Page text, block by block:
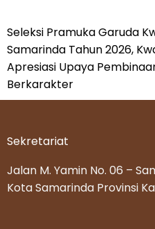
Seleksi Pramuka Garuda
Samarinda Tahun 2026,
Apresiasi Upaya
Berkarakter
Sekretariat
Jalan M. Yamin No. 06 –
Kota Samarinda Provinsi